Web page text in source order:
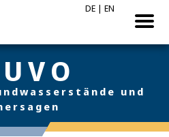
DE | EN
und